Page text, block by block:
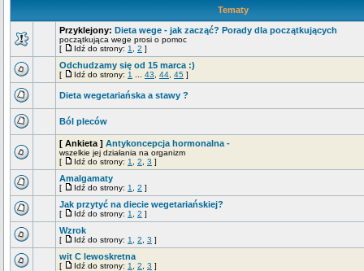
Tematy
Przyklejony: Dieta wege - jak zacząć? Porady dla początkujących
początkująca wege prosi o pomoc
[
Idź do strony: 1 2 ]
Odchudzamy się od 15 marca :)
[ Idź do strony: 1 43 44 45 ]
Dieta wegetariańska a stawy ?
Ból pleców
[ Ankieta ] Antykoncepcja hormonalna -
wszelkie jej działania na organizm
[
Idź do strony: 1 2 3 ]
Amalgamaty
[ Idź do strony: 1 2 ]
Jak przytyć na diecie wegetariańskiej?
[ Idź do strony: 1 2 ]
Wzrok
[ Idź do strony: 1 2 3 ]
wit C lewoskretna
[ Idź do strony: 1 2 3 ]